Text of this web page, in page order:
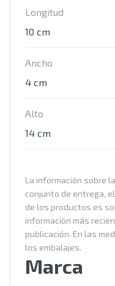
Longitud
10 cm
Ancho
4 cm
Alto
14 cm
La información sobre
conjunto de entrega,
de los productos es
información más
publicación. En las
los embalajes.
Marca